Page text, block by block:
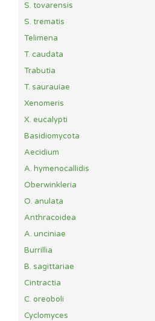
S. tovarensis
S. trematis
Telimena
T. caudata
Trabutia
T. saurauiae
Xenomeris
X. eucalypti
Basidiomycota
Aecidium
A. hymenocallidis
Oberwinkleria
O. anulata
Anthracoidea
A. unciniae
Burrillia
B. sagittariae
Cintractia
C. oreoboli
Cyclomyces